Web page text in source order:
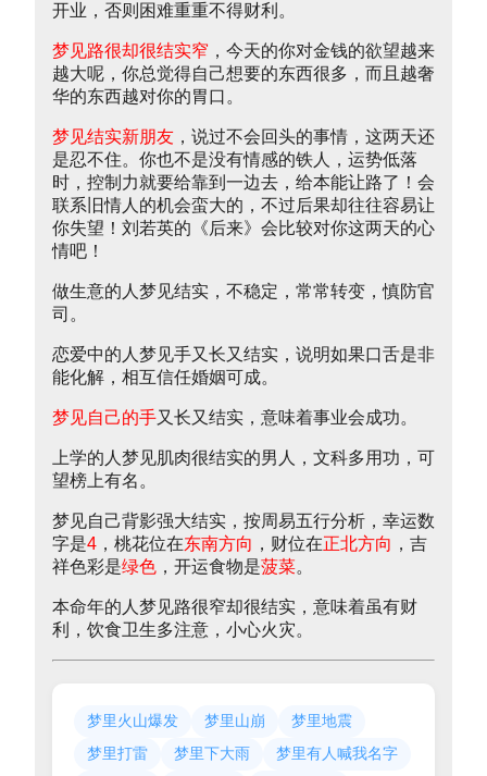
开业，否则困难重重不得财利。
梦见路很却很结实窄 ，今天的你对金钱的欲望越来
越大呢，你总觉得自己想要的东西很多，而且越奢
华的东西越对你的胃口。
梦见结实新朋友 ，说过不会回头的事情，这两天还
是忍不住。你也不是没有情感的铁人，运势低落
时，控制力就要给靠到一边去，给本能让路了！会
联系旧情人的机会蛮大的，不过后果却往往容易让
你失望！刘若英的《后来》会比较对你这两天的心
情吧！
做生意的人梦见结实，不稳定，常常转变，慎防官
司。
恋爱中的人梦见手又长又结实，说明如果口舌是非
能化解，相互信任婚姻可成。
梦见自己的手又长又结实，意味着事业会成功。
上学的人梦见肌肉很结实的男人，文科多用功，可
望榜上有名。
梦见自己背影强大结实，按周易五行分析，幸运数
字是4 ，桃花位在东南方向 ，财位在正北方向 ，吉
祥色彩是绿色 ，开运食物是菠菜。
本命年的人梦见路很窄却很结实，意味着虽有财
利，饮食卫生多注意，小心火灾。
梦里火山爆发 梦里山崩
梦里地震
梦里打雷
梦里下大雨 梦里有人喊我名字